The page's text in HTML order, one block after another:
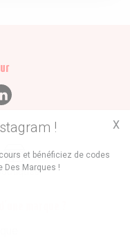
!
et bénéficiez de codes
Des Marques !
X